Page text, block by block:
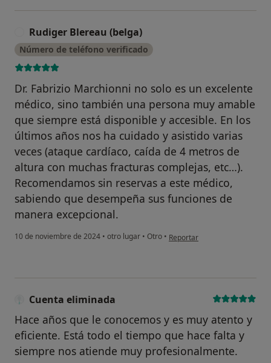
Rudiger Blereau (belga)
Número de teléfono verificado
Dr. Fabrizio Marchionni no solo es un excelente
médico, sino también una persona muy amable
que siempre está disponible y accesible. En los
últimos años nos ha cuidado y asistido varias
veces (ataque cardíaco, caída de 4 metros de
altura con muchas fracturas complejas, etc…).
Recomendamos sin reservas a este médico,
sabiendo que desempeña sus funciones de
manera excepcional.
10 de noviembre de 2024 • otro lugar • Otro • en opinión del usuario
Reportar
Cuenta eliminada
Hace años que le conocemos y es muy atento y
eficiente. Está todo el tiempo que hace falta y
siempre nos atiende muy profesionalmente.
o chatbot de IA para hablar
sobre un tema emocional o
psicológico?
Sí, varias veces